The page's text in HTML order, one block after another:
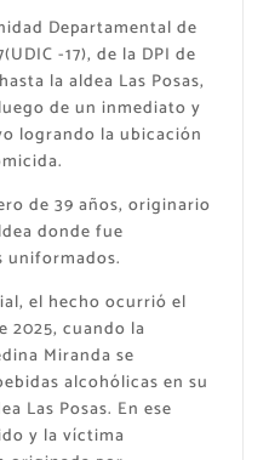
Departamental de
-17), de la DPI de
la aldea Las Posas,
de un inmediato y
logrando la ubicación
de 39 años, originario
donde fue
uniformados.
el hecho ocurrió el
2025, cuando la
Miranda se
alcohólicas en su
Las Posas. En ese
y la víctima